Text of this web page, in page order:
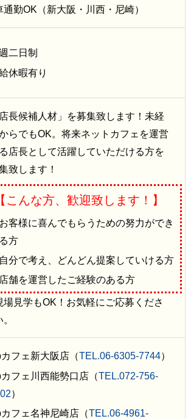
通勤OK（新大阪・川西・尼崎）
二日制
休暇有り
店長候補人材」を募集致します！未経
らでもOK。将来ネットカフェを運営
店長として活躍していただける方を
致します！
【こんな方、歓迎致します！】
客様に喜んでもらうための努力ができ
る方
分で考え、どんどん提案していける方
舗を運営したご経験のある方
見学もOK！お気軽にご応募くださ
カフェ新大阪店（TEL.06-6305-7744）
カフェ川西能勢口店（TEL.072-756-
）
カフェ名神尼崎店（TEL.06-4961-